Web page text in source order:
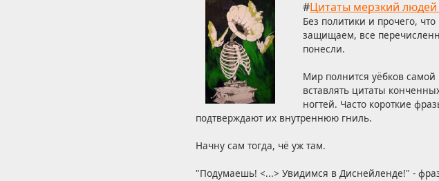
#Цитаты мерзкий людей
Без политики и прочего,
защищаем, все
понесли.
Мир полнится уёбков
вставлять цитаты
ногтей. Часто короткие
подтверждают их внутреннюю гниль.
Начну сам тогда, чё уж там.
"Подумаешь! <...> Увидимся в Диснейленде!" -